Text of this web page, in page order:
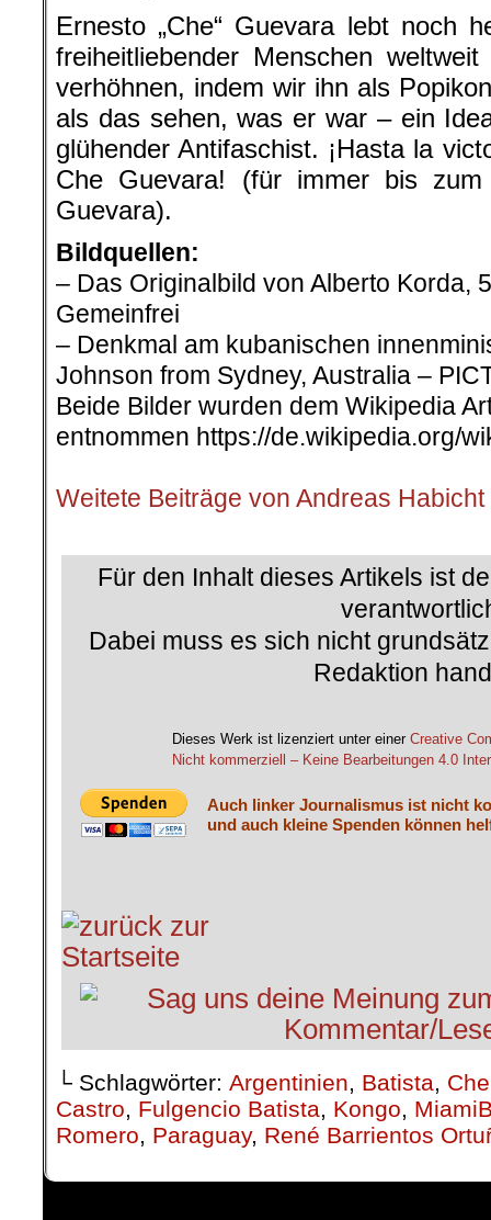
Ernesto „Che“ Guevara lebt noch
freiheitliebender Menschen
verhöhnen, indem wir ihn als
als das sehen, was er war – ein
glühender Antifaschist. ¡Hasta la
Che Guevara! (für immer bis
Guevara).
Bildquellen:
– Das Originalbild von Alberto Korda,
Gemeinfrei
– Denkmal am kubanischen
Johnson from Sydney, Australia –
Beide Bilder wurden dem Wikipedia
entnommen https://de.wikipedia.org/
Weitete Beiträge von Andreas
Für den Inhalt dieses Artikels ist
Dabei muss es sich nicht
Redaktion
Dieses Werk ist lizenziert unter einer Creative
Nicht kommerziell – Keine Bearbeitungen 4.0
Auch linker Journalismus ist nicht
und auch kleine Spenden können
└ Schlagwörter: Argentinien, Batista, Che
Castro, Fulgencio Batista, Kongo,
Romero, Paraguay, René Barrientos